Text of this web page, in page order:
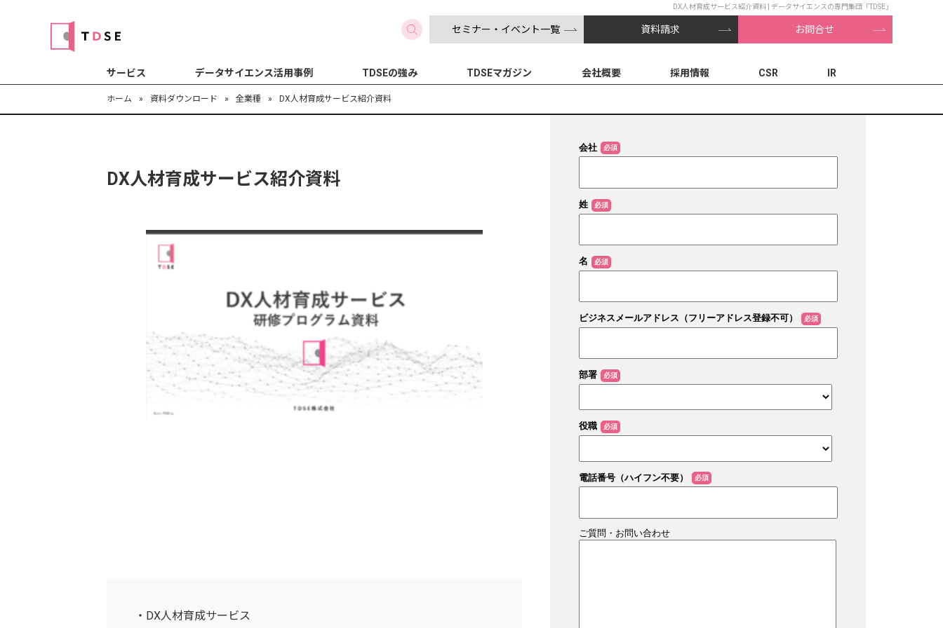
DX人材育成サービス紹介資料 | データサイエンスの専門集団「TDSE」
セミナー・イベント一覧 資料請求 お問合せ
サービス データサイエンス活用事例 TDSEの強み TDSEマガジン 会社概要 採用情報 CSR IR
ホーム » 資料ダウンロード » 全業種 » DX人材育成サービス紹介資料
・DX人材育成サービス
DX人材育成サービス紹介資料